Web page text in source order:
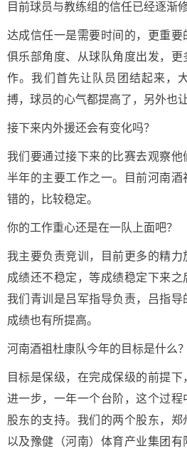
目前球员与教练组的信任已经逐渐
达成信任一是需要时间的，更重要
俱乐部角度、从球队角度出发，
作。我们首先让队员团结起来，
搏，球员的心气都提高了，另外也
接下来内外援还会有变化吗？
我们要通过接下来的比赛去观察
半年的主要工作之一。目前河南
错的，比较稳定。
你的工作重心还是在一队上面吧？
我主要负责竞训，目前更多的精力
成绩还不稳定，等成绩稳定下来
我们青训是吕军指导负责，吕指导
成绩也有所提高。
河南酒祖杜康队今年的目标是什么？
目标是保级，在完成保级的前提
进一步，一年一个台阶，这个过
股东的支持。我们的两个股东，郑
以及豫健（河南）体育产业集团